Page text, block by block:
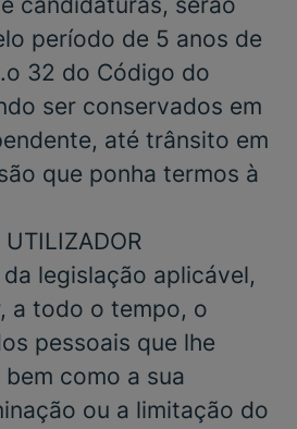
período de 5 anos de
32 do Código do
ser conservados em
até trânsito em
que ponha termos à
UTILIZADOR
legislação aplicável,
a todo o tempo, o
pessoais que lhe
como a sua
ou a limitação do